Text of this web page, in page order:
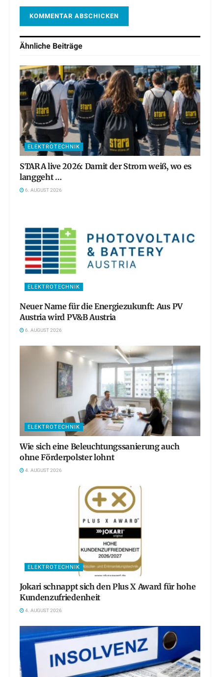
Ähnliche Beiträge
ELEKTROTECHNIK
STARA live 2026: Damit der Strom weiß, wo es
langgeht …
6. AUGUST 2026
ELEKTROTECHNIK
Neuer Name für die Energiezukunft: Aus PV
Austria wird PV&B Austria
6. AUGUST 2026
ELEKTROTECHNIK
Wie sich eine Beleuchtungssanierung auch
ohne Förderpolster lohnt
4. AUGUST 2026
ELEKTROTECHNIK
Jokari schnappt sich den Plus X Award für hohe
Kundenzufriedenheit
4. AUGUST 2026